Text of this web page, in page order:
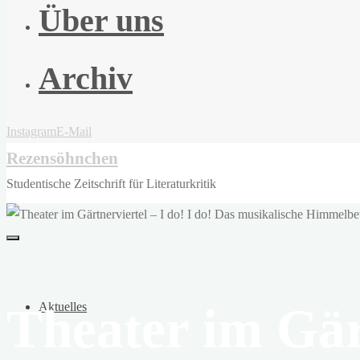
Über uns
Archiv
InstagramE-Mail
Rezensöhnchen
Studentische Zeitschrift für Literaturkritik
Aktuelles
Theater im